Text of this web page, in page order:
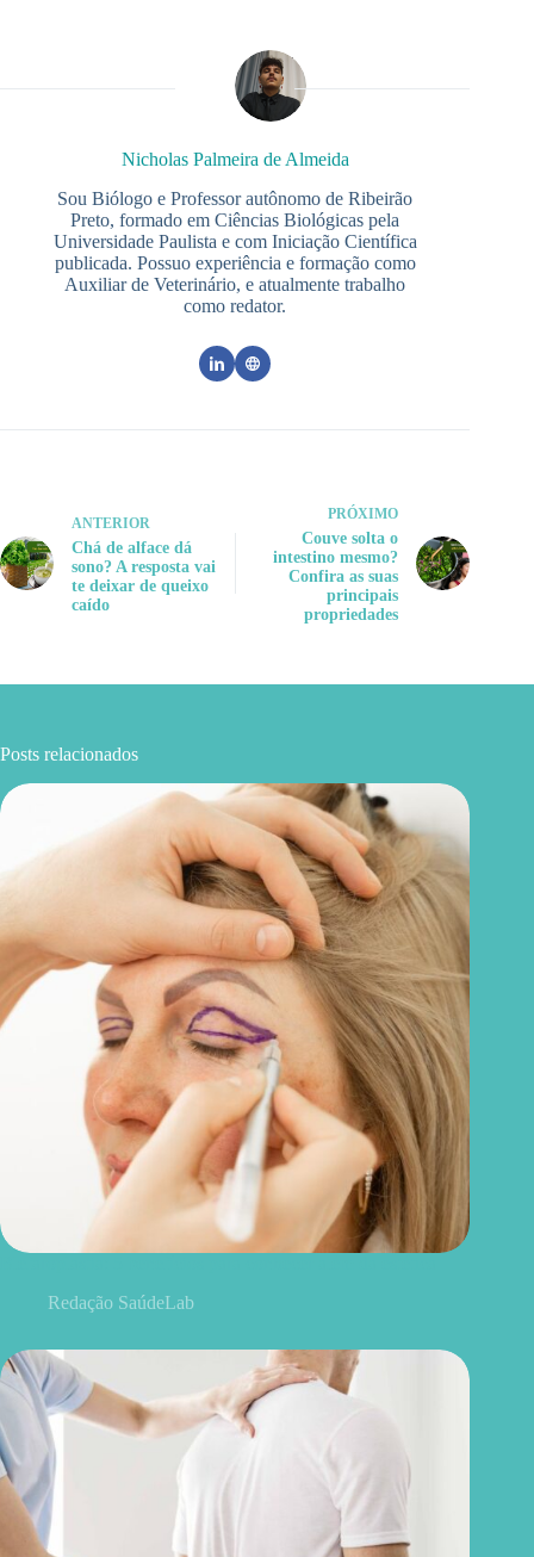
Nicholas Palmeira de Almeida
Sou Biólogo e Professor autônomo de Ribeirão
Preto, formado em Ciências Biológicas pela
Universidade Paulista e com Iniciação Científica
publicada. Possuo experiência e formação como
Auxiliar de Veterinário, e atualmente trabalho
como redator.
ANTERIOR
Chá de alface dá
sono? A resposta vai
te deixar de queixo
caído
PRÓXIMO
Couve solta o
intestino mesmo?
Confira as suas
principais
propriedades
Posts relacionados
Redação SaúdeLab